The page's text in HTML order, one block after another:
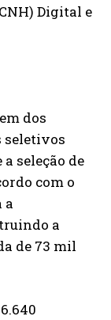
Digital e
dos
seletivos
seleção de
com o
a
a
de 73 mil